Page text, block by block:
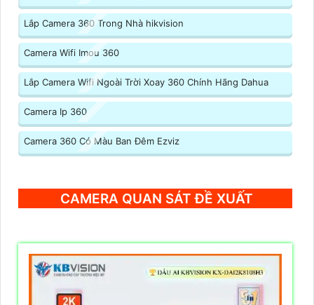
Lắp Camera 360 Trong Nhà hikvision
Camera Wifi Imou 360
Lắp Camera Wifi Ngoài Trời Xoay 360 Chính Hãng Dahua
Camera Ip 360
Camera 360 Có Màu Ban Đêm Ezviz
CAMERA QUAN SÁT ĐỀ XUẤT